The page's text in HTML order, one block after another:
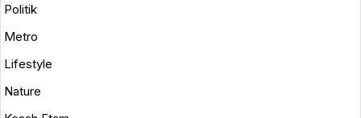
Politik
Metro
Lifestyle
Nature